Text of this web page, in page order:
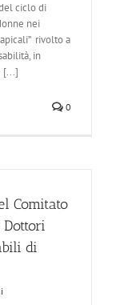
ciclo di
nei
rivolto a
in
[...]
0
Comitato
Dottori
di